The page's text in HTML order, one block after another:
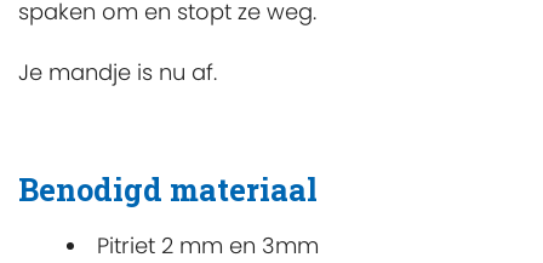
spaken om en stopt ze weg.
Je mandje is nu af.
Benodigd materiaal
Pitriet 2 mm en 3mm